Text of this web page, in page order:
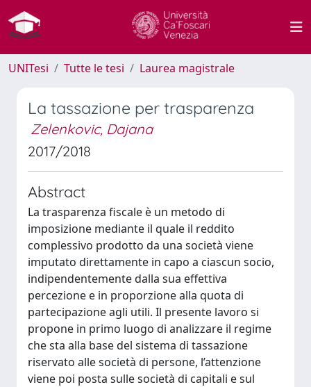
UNITesi Tutte le tesi Laurea magistrale
La tassazione per trasparenza
Zelenkovic, Dajana
2017/2018
Abstract
La trasparenza fiscale è un metodo di
imposizione mediante il quale il reddito
complessivo prodotto da una società viene
imputato direttamente in capo a ciascun socio,
indipendentemente dalla sua effettiva
percezione e in proporzione alla quota di
partecipazione agli utili. Il presente lavoro si
propone in primo luogo di analizzare il regime
che sta alla base del sistema di tassazione
riservato alle società di persone, l’attenzione
viene poi posta sulle società di capitali e sul